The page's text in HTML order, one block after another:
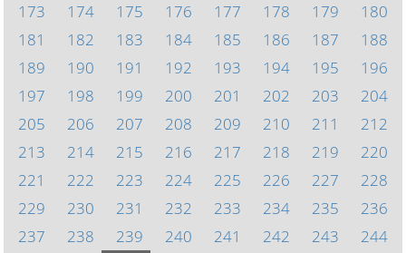
173
174 175 176 177 178 179
180
181
182 183 184 185 186 187
188
189
190 191 192 193 194 195
196
197
198 199 200 201 202 203
204
205
206 207 208 209 210 211
212
213
214 215 216 217 218 219
220
221
222 223 224 225 226 227
228
229
230 231 232 233 234 235
236
237
238 239 240 241 242 243
244